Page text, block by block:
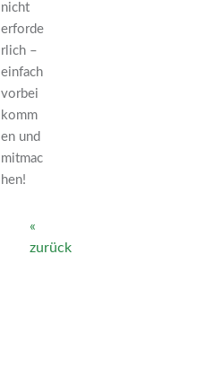
nicht
erforde
rlich –
einfach
vorbei
komm
en und
mitmac
hen!
«
zurück